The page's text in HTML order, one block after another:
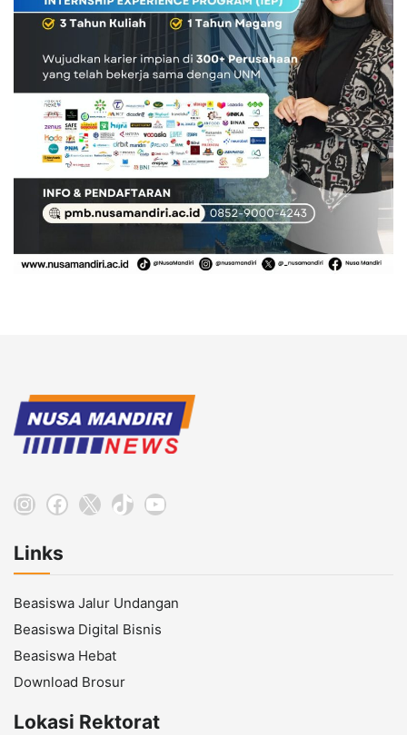
Instagram
Facebook
X TikTokYouTube
Links
Beasiswa Jalur Undangan
Beasiswa Digital Bisnis
Beasiswa Hebat
Download Brosur
Lokasi Rektorat